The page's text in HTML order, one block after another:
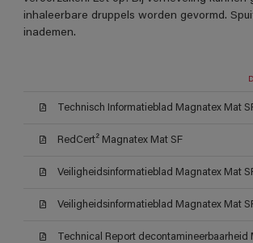
inhaleerbare druppels worden gevormd.
inademen.
RedCert² Magnatex Mat SF